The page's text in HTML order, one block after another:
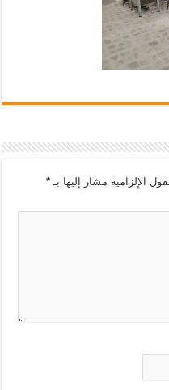
الإلزامية مشار إليها بـ*